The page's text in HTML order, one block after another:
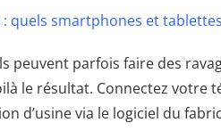
quels smartphones et
peuvent parfois faire des
le résultat. Connectez votre
d’usine via le logiciel du